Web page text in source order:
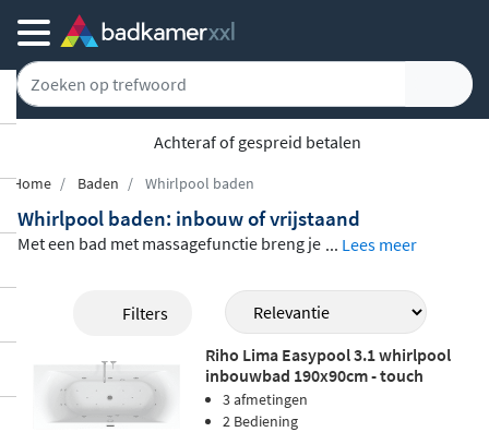
Achteraf of gespreid betalen
Home Baden Whirlpool baden
Whirlpool baden: inbouw of vrijstaand
Met een bad met massagefunctie breng je
kamer. De waterstralen masseren je spier
en en zorgen voor diepe ontspanning na e
en drukke dag. Bij Badkamerxxl.nl vind je
ruim aanbod aan whirlpool baden
n merken als Riho, Blinq en Wiesbaden, in
... Lees meer
Filters
Riho Lima Easypool 3.1 whirlpool
inbouwbad 190x90cm - touch
3 afmetingen
2 Bediening